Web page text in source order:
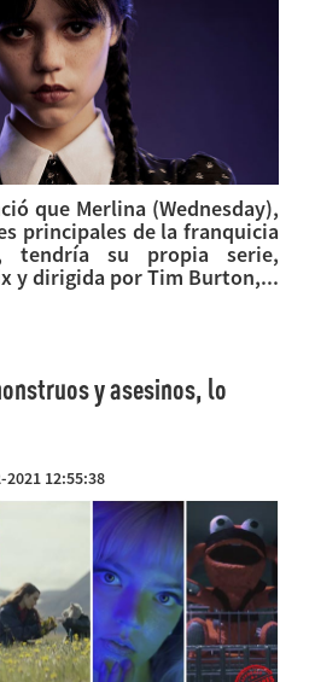
que Merlina (Wednesday),
principales de la franquicia
tendría su propia serie,
y dirigida por Tim Burton,...
y asesinos, lo
2021 12:55:38